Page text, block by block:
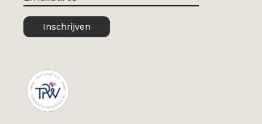
Inschrijven